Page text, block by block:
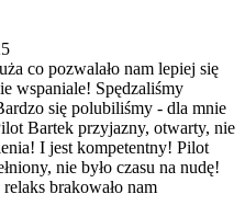
co pozwalało nam lepiej się
wspaniale! Spędzaliśmy
się polubiliśmy - dla mnie
Bartek przyjazny, otwarty, nie
I jest kompetentny! Pilot
nie było czasu na nudę!
brakowało nam